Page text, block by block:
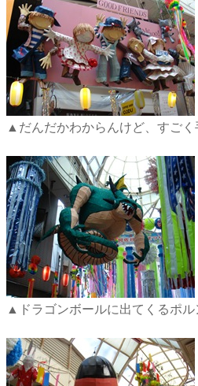
▲だんだかわからんけど、すごく
▲ドラゴンボールに出てくるポ